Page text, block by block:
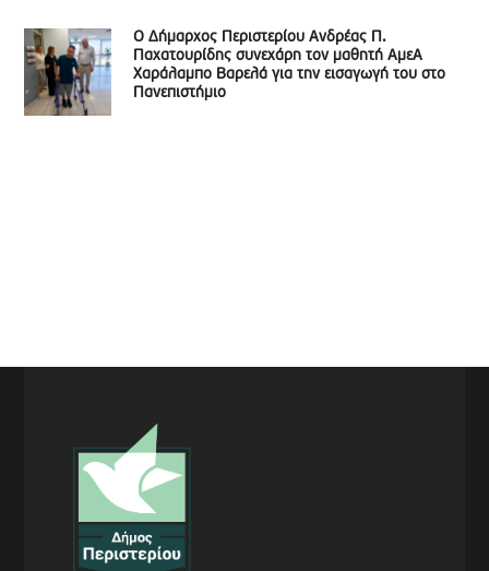
Ο Δήμαρχος Περιστερίου Ανδρέας Π.
Παχατουρίδης συνεχάρη τον μαθητή ΑμεΑ
Χαράλαμπο Βαρελά για την εισαγωγή του στο
Πανεπιστήμιο